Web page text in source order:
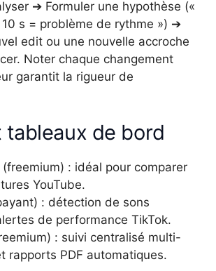
➔ Formuler une hypothèse («
10 s = problème de rythme ») ➔
edit ou une nouvelle accroche
Noter chaque changement
garantit la rigueur de
tableaux de bord
: idéal pour comparer
YouTube.
: détection de sons
de performance TikTok.
: suivi centralisé multi-
rapports PDF automatiques.